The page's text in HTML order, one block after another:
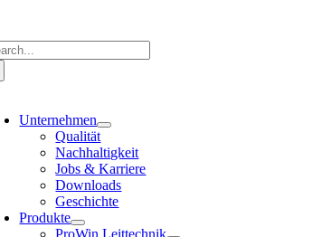
springen
Unternehmen
Qualität
Nachhaltigkeit
Jobs & Karriere
Downloads
Geschichte
Produkte
ProWin Leittechnik